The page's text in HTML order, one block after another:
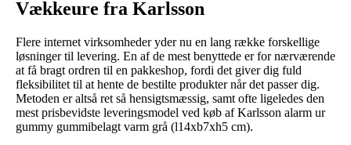
Vækkeure fra Karlsson
Flere internet virksomheder yder nu en lang række forskellige
løsninger til levering. En af de mest benyttede er for nærværende
at få bragt ordren til en pakkeshop, fordi det giver dig fuld
fleksibilitet til at hente de bestilte produkter når det passer dig.
Metoden er altså ret så hensigtsmæssig, samt ofte ligeledes den
mest prisbevidste leveringsmodel ved køb af Karlsson alarm ur
gummy gummibelagt varm grå (l14xb7xh5 cm).